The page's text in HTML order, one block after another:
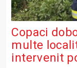
Copaci
multe
intervenit